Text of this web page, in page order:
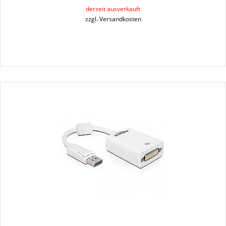
derzeit ausverkauft
zzgl. Versandkosten